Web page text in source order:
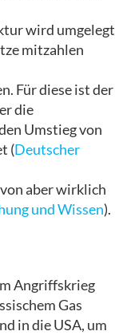
wird umgelegt
mitzahlen
Für diese ist der
die
Umstieg von
(Deutscher
aber wirklich
und Wissen).
Angriffskrieg
Gas
in die USA, um